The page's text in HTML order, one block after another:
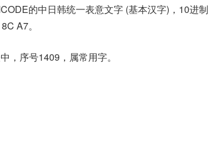
的中日韩统一表意文字 (基本汉字)，10进
A7。
，序号1409，属常用字。